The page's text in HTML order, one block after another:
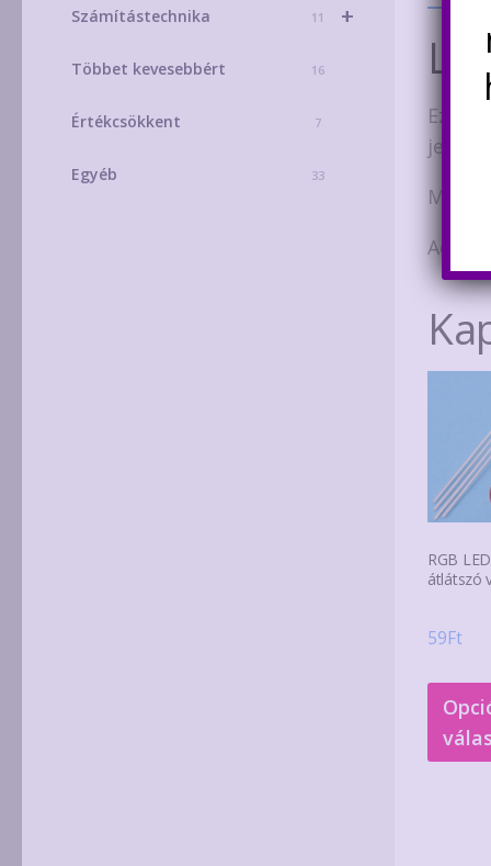
Ez az
RGB
átlátszó
59Ft
+
Számítástechnika 11
Többet kevesebbért 16
Értékcsökkent 7
Egyéb 33